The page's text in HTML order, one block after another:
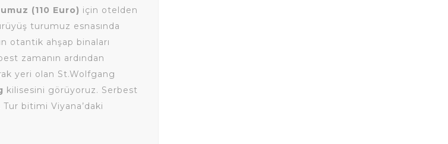
(110 Euro) için otelden
turumuz esnasında
otantik ahşap binaları
zamanın ardından
yeri olan St.Wolfgang
kilisesini görüyoruz. Serbest
bitimi Viyana’daki